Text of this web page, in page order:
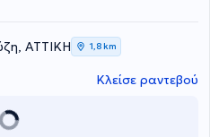
στο ΓΝΑ Ιπποκράτειο.
και το εξωτερικό
από το 2019 έως και το
όπως το λέμφωμα, το
το μυελοδυσπλαστικό
και την αιμορραγική
αποβολές ,
ΑΤΤΙΚΗ 1,8 km
Κλείσε ραντεβού